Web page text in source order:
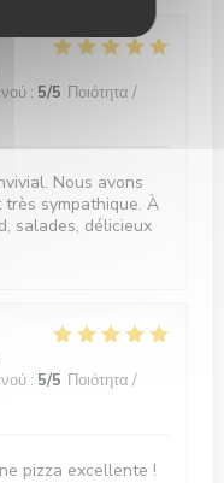
: 5/5 Ποιότητα /
Nous avons
sympathique. À
salades, délicieux
: 5/5 Ποιότητα /
pizza excellente !